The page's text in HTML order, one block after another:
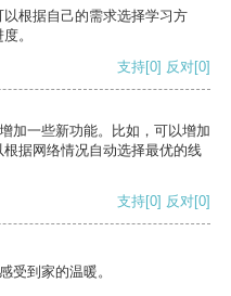
根据自己的需求选择学习方
。
支持[0] 反对[0]
加一些新功能。比如，可以增加
据网络情况自动选择最优的线
支持[0] 反对[0]
受到家的温暖。